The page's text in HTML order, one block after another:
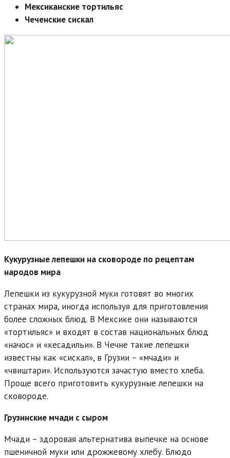
Мексиканские тортильяс
Чеченские сискал
Кукурузные лепешки на сковороде по рецептам
народов мира
Лепешки из кукурузной муки готовят во многих
странах мира, иногда используя для приготовления
более сложных блюд. В Мексике они называются
«тортильяс» и входят в состав национальных блюд
«начос» и «кесадильи». В Чечне такие лепешки
известны как «сискал», в Грузии – «мчади» и
«чвиштари». Используются зачастую вместо хлеба.
Проще всего приготовить кукурузные лепешки на
сковороде.
Грузинские мчади с сыром
Мчади – здоровая альтернатива выпечке на основе
пшеничной муки или дрожжевому хлебу. Блюдо